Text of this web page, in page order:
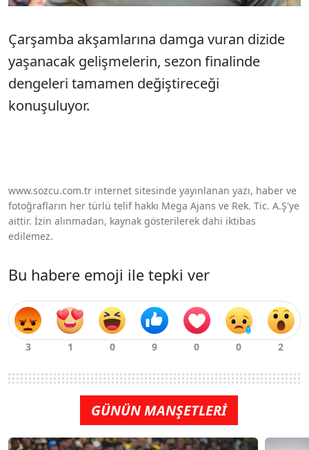
Çarşamba akşamlarına damga vuran dizide
yaşanacak gelişmelerin, sezon finalinde
dengeleri tamamen değiştireceği
konuşuluyor.
www.sozcu.com.tr internet sitesinde yayınlanan yazı, haber ve
fotoğrafların her türlü telif hakkı Mega Ajans ve Rek. Tic. A.Ş'ye
aittir. İzin alınmadan, kaynak gösterilerek dahi iktibas
edilemez.
Bu habere emoji ile tepki ver
GÜNÜN MANŞETLERİ